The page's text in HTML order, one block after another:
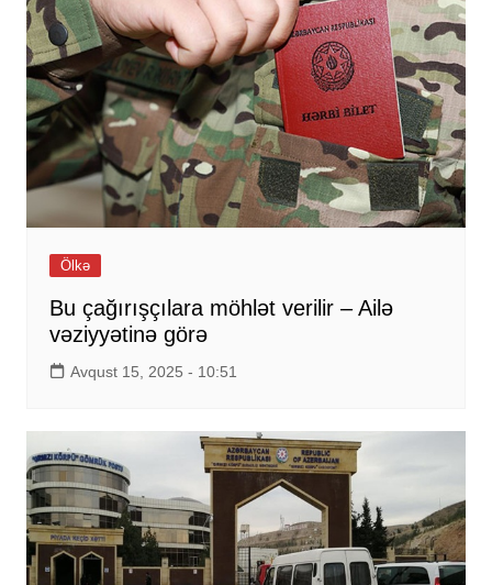
Ölkə
Bu çağırışçılara möhlət verilir – Ailə
vəziyyətinə görə
Avqust 15, 2025 - 10:51